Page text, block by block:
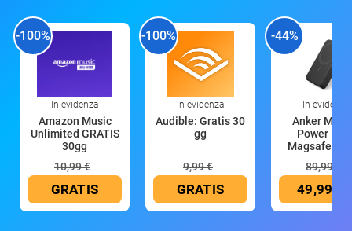
-100%
In evidenza
Amazon Music
Unlimited GRATIS
30gg
10,99 €
GRATIS
-100%
In evidenza
Audible: Gratis 30
gg
9,99 €
GRATIS
-44%
In evidenza
Anker
Power
Magsafe
89,99 €
49,99 €